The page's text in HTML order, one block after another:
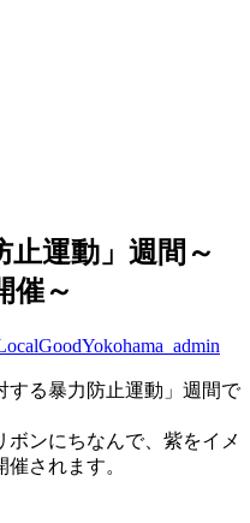
止運動」週間～
催～
する暴力防止運動」週間で
ボンにちなんで、紫をイメ
されます。